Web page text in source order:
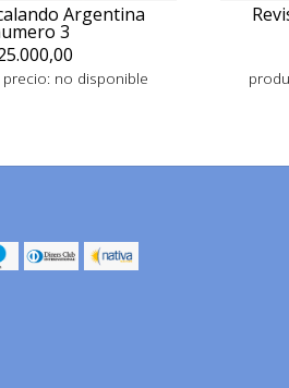
Argentina
3
no disponible